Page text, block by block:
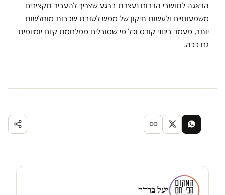
הדאגה לתושבי הדרום נעצרת ברגע שצריך להעביר תקציבים
משמעותיים ולעשות תיקון של ממש לטובת שכבות מוחלשות
יותר, מעמד בינוני קורס וכל מי שסובלים ממלחמת קיום יומיומית
גם ככה.
יעל ברדה